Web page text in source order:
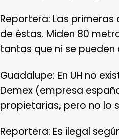
Reportera: Las
de éstas. Miden 80
tantas que ni se
Guadalupe: En UH no
Demex (empresa
propietarias, pero no lo
Reportera: Es ilegal